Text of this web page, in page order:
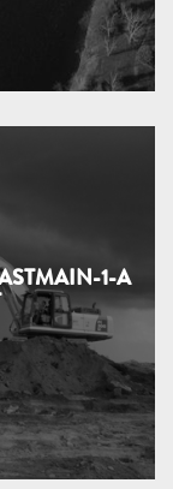
1-A